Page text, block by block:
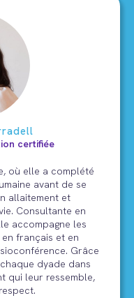
certifiée
où elle a complété
avant de se
allaitement et
Consultante en
accompagne les
français et en
Grâce
dyade dans
qui leur ressemble,